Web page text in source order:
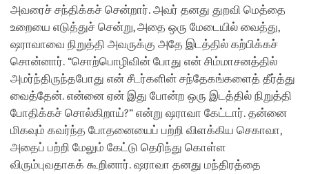
அவரைச் சந்திக்கச் சென்றார். அவர் தனது துறவி மெத்தை
உறையை எடுத்துச் சென்று, அதை ஒரு மேடையில் வைத்து,
ஷராவாவை நிறுத்தி அவருக்கு அதே இடத்தில் கற்பிக்கச்
சொன்னார். “சொற்பொழிவின் போது என் சிம்மாசனத்தில்
அமர்ந்திருந்தபோது என் சீடர்களின் சந்தேகங்களைத் தீர்த்து
வைத்தேன். என்னை ஏன் இது போன்ற ஒரு இடத்தில் நிறுத்தி
போதிக்கச் சொல்கிறாய்?” என்று ஷராவா கேட்டார். தன்னை
மிகவும் கவர்ந்த போதனையைப் பற்றி விளக்கிய செகாவா,
அதைப் பற்றி மேலும் கேட்டு தெரிந்து கொள்ள
விரும்புவதாகக் கூறினார். ஷராவா தனது மந்திரத்தை